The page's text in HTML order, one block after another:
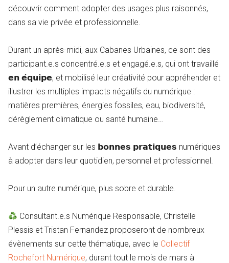
découvrir comment adopter des usages plus raisonnés,
dans sa vie privée et professionnelle.
Durant un après-midi, aux Cabanes Urbaines, ce sont des
participant.e.s concentré.e.s et engagé.e.s, qui ont travaillé
𝗲𝗻 𝗲́𝗾𝘂𝗶𝗽𝗲, et mobilisé leur créativité pour appréhender et
illustrer les multiples impacts négatifs du numérique :
matières premières, énergies fossiles, eau, biodiversité,
dérèglement climatique ou santé humaine…
Avant d’échanger sur les 𝗯𝗼𝗻𝗻𝗲𝘀 𝗽𝗿𝗮𝘁𝗶𝗾𝘂𝗲𝘀 numériques
à adopter dans leur quotidien, personnel et professionnel.
Pour un autre numérique, plus sobre et durable.
Consultant.e.s Numérique Responsable, Christelle
Plessis et Tristan Fernandez proposeront de nombreux
évènements sur cette thématique, avec le Collectif
Rochefort Numérique, durant tout le mois de mars à